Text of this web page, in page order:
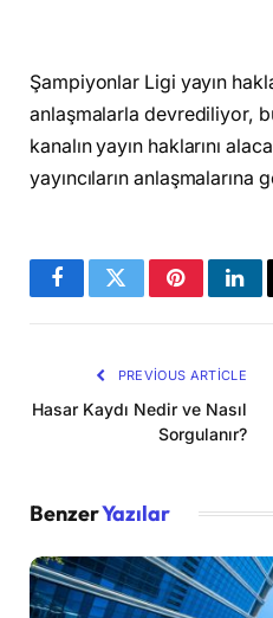
Şampiyonlar Ligi yayın
anlaşmalarla devrediliyor,
kanalın yayın haklarını
yayıncıların anlaşmalarına
FacebookTwitterPinterest
PREVIOUS ARTICLE
Hasar Kaydı Nedir ve Nasıl
Sorgulanır?
BenzerYazılar